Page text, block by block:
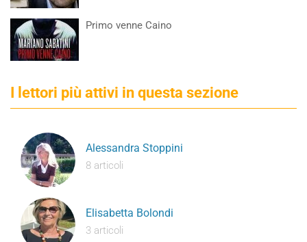
Primo venne Caino
I lettori più attivi in questa sezione
Alessandra Stoppini
8 articoli
Elisabetta Bolondi
3 articoli